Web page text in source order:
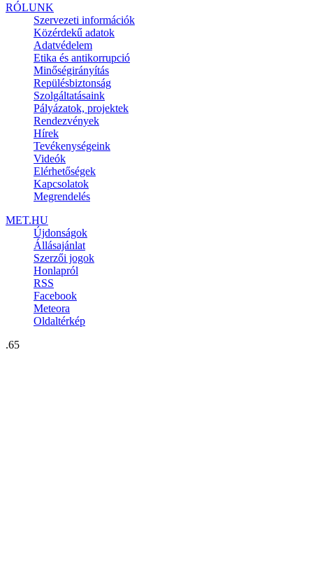
RÓLUNK
Szervezeti információk
Közérdekű adatok
Adatvédelem
Etika és antikorrupció
Minőségirányítás
Repülésbiztonság
Szolgáltatásaink
Pályázatok, projektek
Rendezvények
Hírek
Tevékenységeink
Videók
Elérhetőségek
Kapcsolatok
Megrendelés
MET.HU
Újdonságok
Állásajánlat
Szerzői jogok
Honlapról
RSS
Facebook
Meteora
Oldaltérkép
.65